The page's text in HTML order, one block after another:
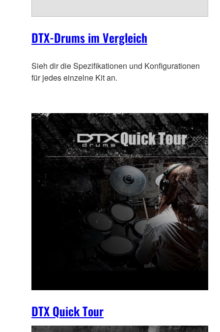
DTX-Drums im Vergleich
Sieh dir die Spezifikationen und Konfigurationen
für jedes einzelne Kit an.
DTX Quick Tour